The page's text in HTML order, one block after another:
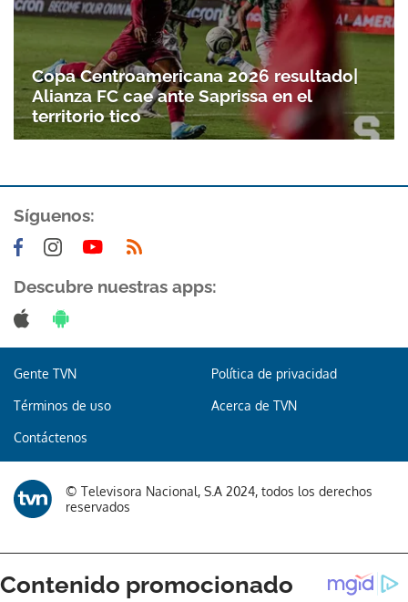
Gracias por suscribirte a nuestro boletín.
Copa Centroamericana 2026 resultado|
Alianza FC cae ante Saprissa en el
territorio tico
Síguenos:
Descubre nuestras apps:
Gente TVN Política de privacidad
Términos de uso Acerca de TVN
Contáctenos
© Televisora Nacional, S.A 2024, todos los derechos
reservados